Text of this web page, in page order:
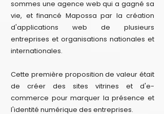
sommes une agence web qui a gagné sa
vie, et financé Mapossa par la création
d'applications web de plusieurs
entreprises et organisations nationales et
internationales.
Cette première proposition de valeur était
de créer des sites vitrines et d'e-
commerce pour marquer la présence et
l'identité numérique des entreprises.